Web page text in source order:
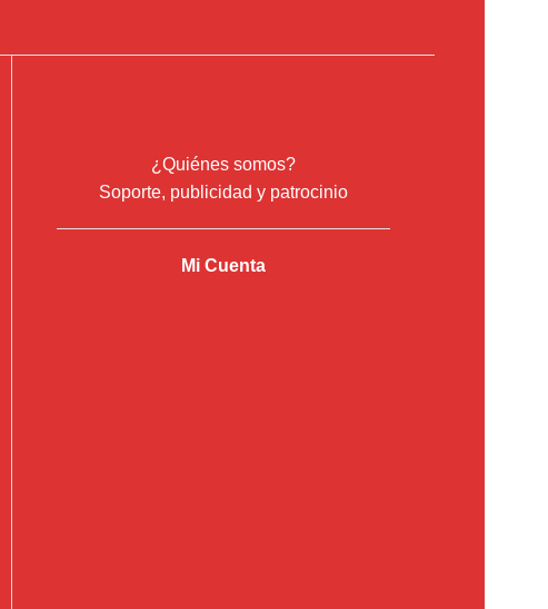
¿Quiénes somos?
Soporte, publicidad y patrocinio
Mi Cuenta